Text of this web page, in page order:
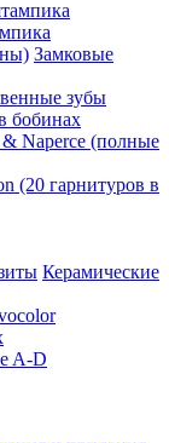
Замковые
зубы
бобинах
Naperce (полные
(20 гарнитуров в
Керамические
A-D